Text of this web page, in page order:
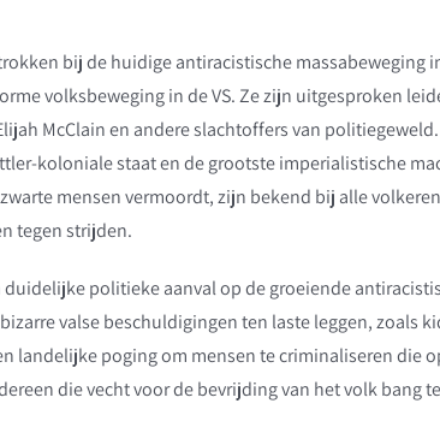
bij de huidige antiracistische massabeweging
volksbeweging in de VS. Ze zijn uitgesproken
McClain en andere slachtoffers van
koloniale staat en de grootste imperialistische
mensen vermoordt, zijn bekend bij alle
tegen strijden.
duidelijke politieke aanval op de groeiende
valse beschuldigingen ten laste leggen, zoals
landelijke poging om mensen te criminaliseren die
die vecht voor de bevrijding van het volk bang